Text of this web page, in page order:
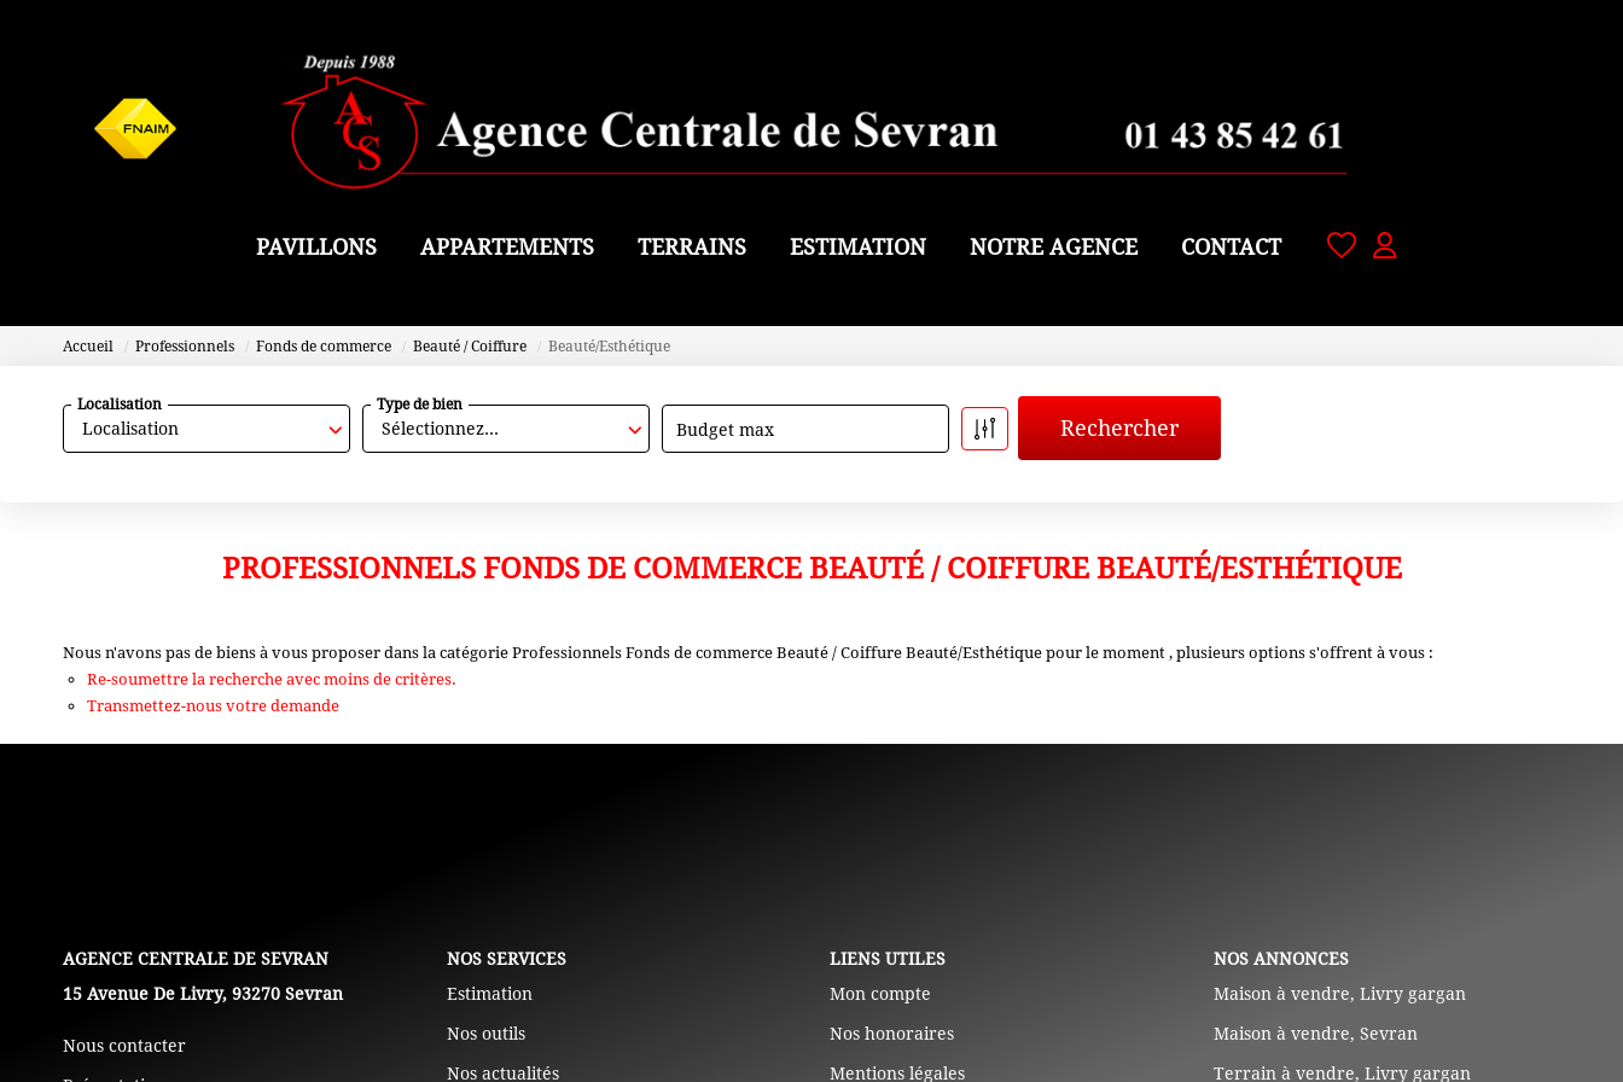
PAVILLONS APPARTEMENTS TERRAINS ESTIMATION NOTRE AGENCE CONTACT
Accueil Professionnels Fonds de commerce Beauté / Coiffure Beauté/Esthétique
Localisation
Localisation
Sélectionnez...
Type de bien
Budget max
PROFESSIONNELS FONDS DE COMMERCE BEAUTÉ / COIFFURE BEAUTÉ/ESTHÉTIQUE
Nous n'avons pas de biens à vous proposer dans la catégorie Professionnels Fonds de commerce Beauté / Coiffure Beauté/Esthétique pour le moment , plusieurs options s'offrent à vous :
Re-soumettre la recherche avec moins de critères.
Transmettez-nous votre demande
L'AGENCE
15 Avenue De Livry, 93270 Sevran
Nous contacter
NOS SERVICES
Estimation
Nos outils
Nos actualités
LIENS UTILES
Mon compte
Nos honoraires
Mentions légales
NOS ANNONCES
Maison à vendre, Livry gargan
Maison à vendre, Sevran
Terrain à vendre, Livry gargan